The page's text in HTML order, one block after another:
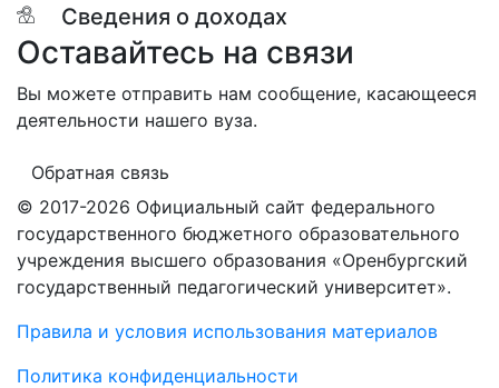
Сведения о доходах
Оставайтесь на связи
Вы можете отправить нам сообщение, касающееся
деятельности нашего вуза.
Обратная связь
© 2017-2026 Официальный сайт федерального
государственного бюджетного образовательного
учреждения высшего образования «Оренбургский
государственный педагогический университет».
Правила и условия использования материалов
Политика конфиденциальности